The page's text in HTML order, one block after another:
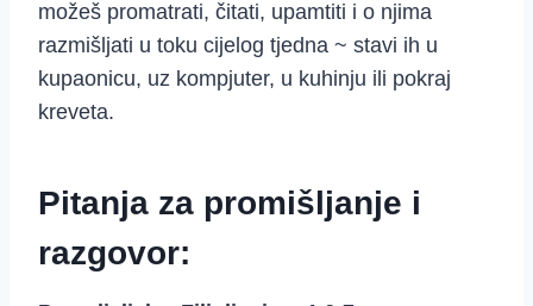
možeš promatrati, čitati, upamtiti i o njima
razmišljati u toku cijelog tjedna ~ stavi ih u
kupaonicu, uz kompjuter, u kuhinju ili pokraj
kreveta.
Pitanja za promišljanje i
razgovor: